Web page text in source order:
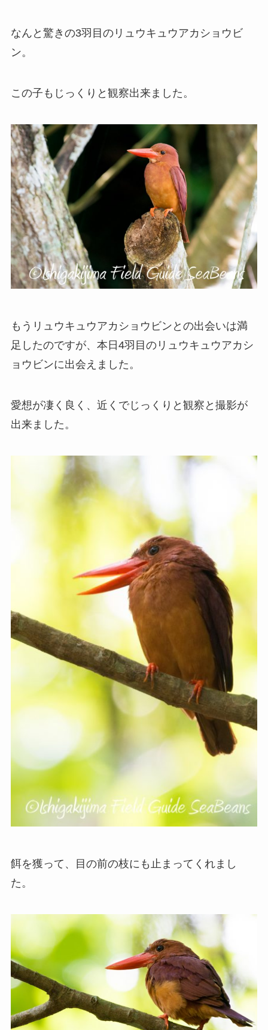
なんと驚きの3羽目のリュウキュウアカショウビ
ン。
この子もじっくりと観察出来ました。
もうリュウキュウアカショウビンとの出会いは満
足したのですが、本日4羽目のリュウキュウアカシ
ョウビンに出会えました。
愛想が凄く良く、近くでじっくりと観察と撮影が
出来ました。
餌を獲って、目の前の枝にも止まってくれまし
た。